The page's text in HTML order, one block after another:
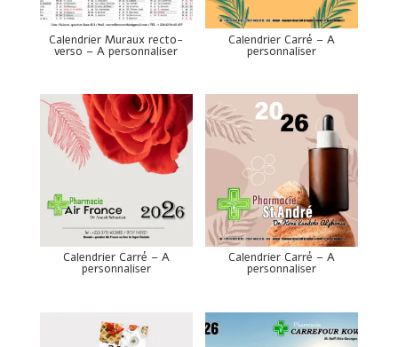
Calendrier Muraux recto-
verso – A personnaliser
Calendrier Carré – A
personnaliser
Calendrier Carré – A
personnaliser
Calendrier Carré – A
personnaliser